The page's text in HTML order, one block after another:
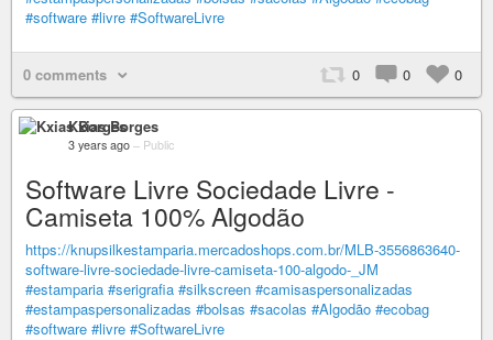
#software #livre #SoftwareLivre
0 comments 0 0 0
Kxias Borges
3 years ago – Public
Software Livre Sociedade Livre -
Camiseta 100% Algodão
https://knupsilkestamparia.mercadoshops.com.br/MLB-3556863640-
software-livre-sociedade-livre-camiseta-100-algodo-_JM
#estamparia #serigrafia #silkscreen #camisaspersonalizadas
#estampaspersonalizadas #bolsas #sacolas #Algodão #ecobag
#software #livre #SoftwareLivre